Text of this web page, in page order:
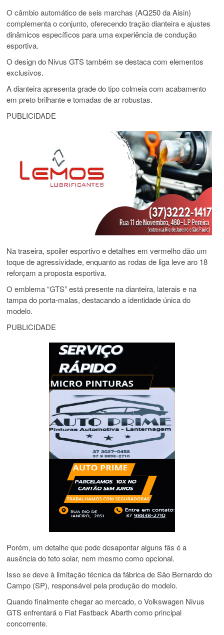
O câmbio automático de seis marchas (AQ250 da Aisin)
complementa o conjunto, oferecendo tração dianteira e ajustes
dinâmicos específicos para uma experiência de condução
esportiva.
O design do Nivus GTS também se destaca com elementos
exclusivos.
A dianteira apresenta grade do tipo colmeia com acabamento
em preto brilhante e tomadas de ar robustas.
PUBLICIDADE
Na traseira, spoiler esportivo e detalhes em vermelho dão um
toque de agressividade, enquanto as rodas de liga leve aro 18
reforçam a proposta esportiva.
O emblema “GTS” está presente na dianteira, laterais e na
tampa do porta-malas, destacando a identidade única do
modelo.
PUBLICIDADE
Porém, um detalhe que pode desapontar alguns fãs é a
ausência do teto solar, nem mesmo como opcional.
Isso se deve à limitação técnica da fábrica de São Bernardo do
Campo (SP), responsável pela produção do modelo.
Quando finalmente chegar ao mercado, o Volkswagen Nivus
GTS enfrentará o Fiat Fastback Abarth como principal
concorrente.